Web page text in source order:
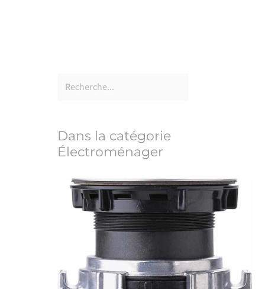
Dans la catégorie
Électroménager